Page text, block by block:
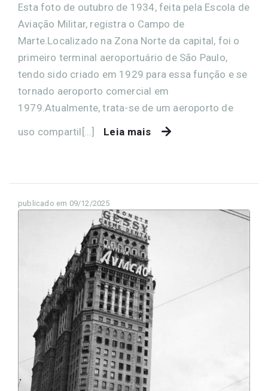
Esta foto de outubro de 1934, feita pela Escola de
Aviação Militar, registra o Campo de
Marte.Localizado na Zona Norte da capital, foi o
primeiro terminal aeroportuário de São Paulo,
tendo sido criado em 1929 para essa função e se
tornado aeroporto comercial em
1979.Atualmente, trata-se de um aeroporto de
uso compartil[...]
Leia mais
publicado em 09/12/2025